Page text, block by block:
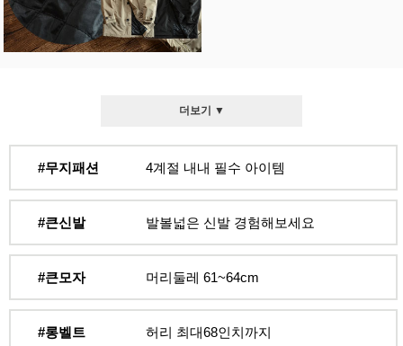
더보기 ▼
#무지패션 4계절 내내 필수 아이템
#큰신발 발볼넓은 신발 경험해보세요
#큰모자 머리둘레 61~64cm
#롱벨트 허리 최대68인치까지